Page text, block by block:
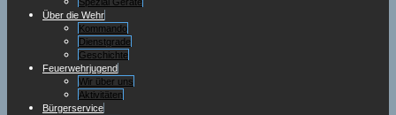
Über die Wehr
Kommando
Dienstgrade
Geschichte
Feuerwehrjugend
Wir über uns
Aktivitäten
Bürgerservice